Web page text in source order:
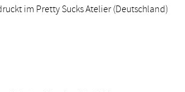
im Pretty Sucks Atelier (Deutschland)